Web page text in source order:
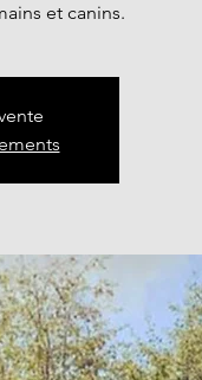
et canins.